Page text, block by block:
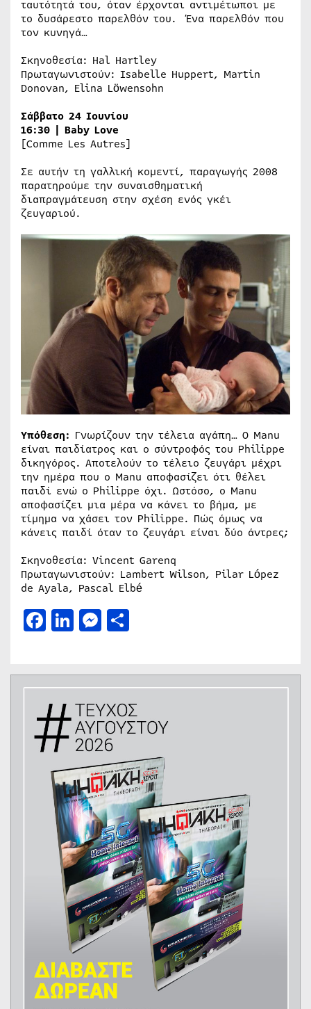
ταυτότητά του, όταν έρχονται αντιμέτωποι με
το δυσάρεστο παρελθόν του. Ένα παρελθόν που
τον κυνηγά…
Σκηνοθεσία: Hal Hartley
Πρωταγωνιστούν: Isabelle Huppert, Martin
Donovan, Elina Löwensohn
Σάββατο 24 Ιουνίου
16:30 | Baby Love
[Comme Les Autres]
Σε αυτήν τη γαλλική κομεντί, παραγωγής 2008
παρατηρούμε την συναισθηματική
διαπραγμάτευση στην σχέση ενός γκέι
ζευγαριού.
Υπόθεση: Γνωρίζουν την τέλεια αγάπη… Ο Manu
είναι παιδίατρος και ο σύντροφός του Philippe
δικηγόρος. Αποτελούν το τέλειο ζευγάρι μέχρι
την ημέρα που ο Manu αποφασίζει ότι θέλει
παιδί ενώ ο Philippe όχι. Ωστόσο, ο Manu
αποφασίζει μια μέρα να κάνει το βήμα, με
τίμημα να χάσει τον Philippe. Πώς όμως να
κάνεις παιδί όταν το ζευγάρι είναι δύο άντρες;
Σκηνοθεσία: Vincent Garenq
Πρωταγωνιστούν: Lambert Wilson, Pilar López
de Ayala, Pascal Elbé
Facebook
LinkedIn
Messenger